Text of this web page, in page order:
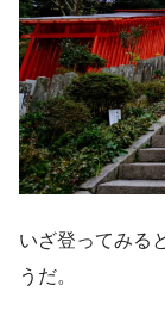
いざ登ってみる
うだ。